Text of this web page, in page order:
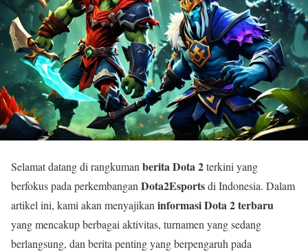
Selamat datang di rangkuman berita Dota 2terkini yang
berfokus pada perkembangan Dota2Esportsdi Indonesia. Dalam
artikel ini, kami akan menyajikan informasi Dota 2 terbaru
yang mencakup berbagai aktivitas, turnamen yang sedang
berlangsung, dan berita penting yang berpengaruh pada